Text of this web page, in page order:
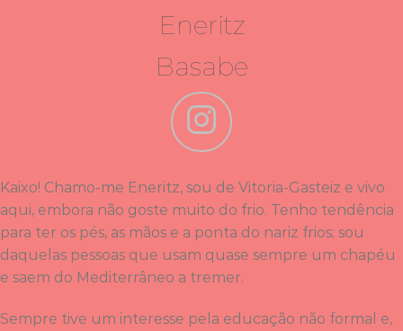
Eneritz
Basabe
Kaixo! Chamo-me Eneritz, sou de Vitoria-Gasteiz e vivo
aqui, embora não goste muito do frio. Tenho tendência
para ter os pés, as mãos e a ponta do nariz frios; sou
daquelas pessoas que usam quase sempre um chapéu
e saem do Mediterrâneo a tremer.
Sempre tive um interesse pela educação não formal e,